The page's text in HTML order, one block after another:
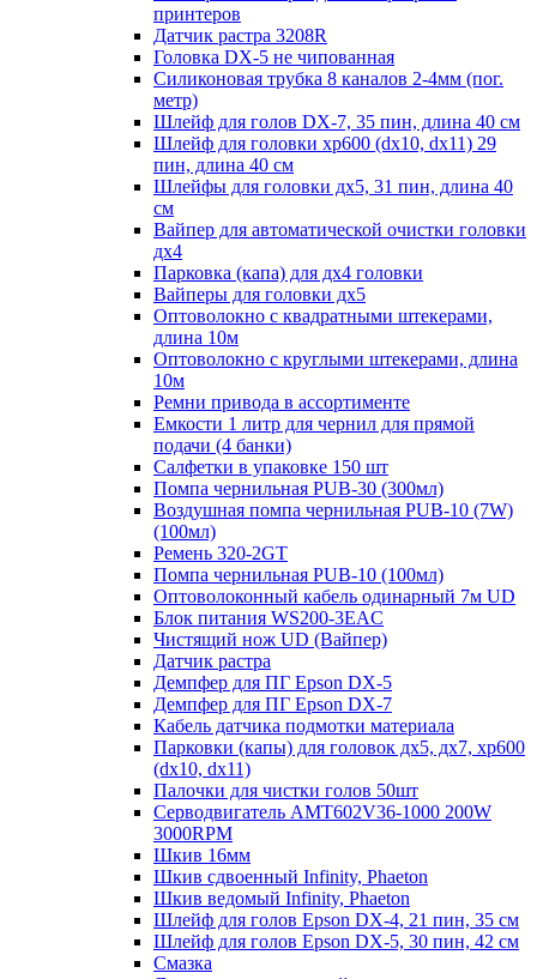
принтеров
Датчик растра 3208R
Головка DX-5 не чипованная
Силиконовая трубка 8 каналов 2-4мм (пог.
метр)
Шлейф для голов DX-7, 35 пин, длина 40 см
Шлейф для головки хр600 (dx10, dx11) 29
пин, длина 40 см
Шлейфы для головки дх5, 31 пин, длина 40
см
Вайпер для автоматической очистки головки
дх4
Парковка (капа) для дх4 головки
Вайперы для головки дх5
Оптоволокно с квадратными штекерами,
длина 10м
Оптоволокно с круглыми штекерами, длина
10м
Ремни привода в ассортименте
Емкости 1 литр для чернил для прямой
подачи (4 банки)
Салфетки в упаковке 150 шт
Помпа чернильная PUB-30 (300мл)
Воздушная помпа чернильная PUB-10 (7W)
(100мл)
Ремень 320-2GT
Помпа чернильная PUB-10 (100мл)
Оптоволоконный кабель одинарный 7м UD
Блок питания WS200-3EAC
Чистящий нож UD (Вайпер)
Датчик растра
Демпфер для ПГ Epson DX-5
Демпфер для ПГ Epson DX-7
Кабель датчика подмотки материала
Парковки (капы) для головок дх5, дх7, хр600
(dx10, dx11)
Палочки для чистки голов 50шт
Серводвигатель AMT602V36-1000 200W
3000RPM
Шкив 16мм
Шкив сдвоенный Infinity, Phaeton
Шкив ведомый Infinity, Phaeton
Шлейф для голов Epson DX-4, 21 пин, 35 см
Шлейф для голов Epson DX-5, 30 пин, 42 см
Смазка